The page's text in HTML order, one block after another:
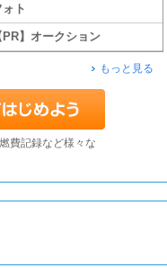
ォト
PR】オークション
もっと見る
費記録など様々な